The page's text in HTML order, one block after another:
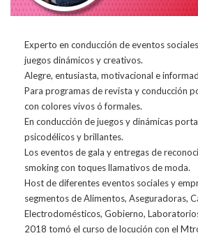
Experto en conducción de eventos
juegos dinámicos y creativos.
Alegre, entusiasta, motivacional e
Para programas de revista y conducción
con colores vivos ó formales.
En conducción de juegos y dinámicas
psicodélicos y brillantes.
Los eventos de gala y entregas de
smoking con toques llamativos de moda.
Host de diferentes eventos sociales y
segmentos de Alimentos, Aseguradoras,
Electrodomésticos, Gobierno,
2018 tomó el curso de locución con el